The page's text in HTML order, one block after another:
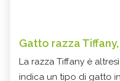
Gatto razza
La razza Tiffany è
indica un tipo di gatto